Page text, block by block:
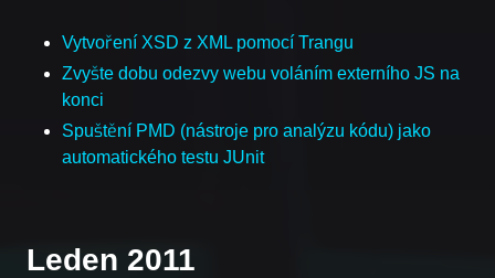
Vytvoření XSD z XML pomocí Trangu
Zvyšte dobu odezvy webu voláním externího JS na
konci
Spuštění PMD (nástroje pro analýzu kódu) jako
automatického testu JUnit
Leden 2011